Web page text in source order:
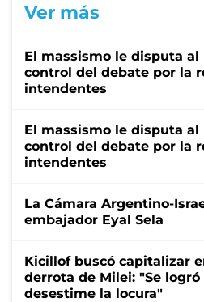
Ver más
El massismo le disputa
control del debate por la
intendentes
El massismo le disputa
control del debate por la
intendentes
La Cámara Argentino-
embajador Eyal Sela
Kicillof buscó capitalizar
derrota de Milei: "Se
desestime la locura"